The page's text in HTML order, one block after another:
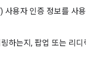
용자 인증 정보를 사
하는지, 팝업 또는 리